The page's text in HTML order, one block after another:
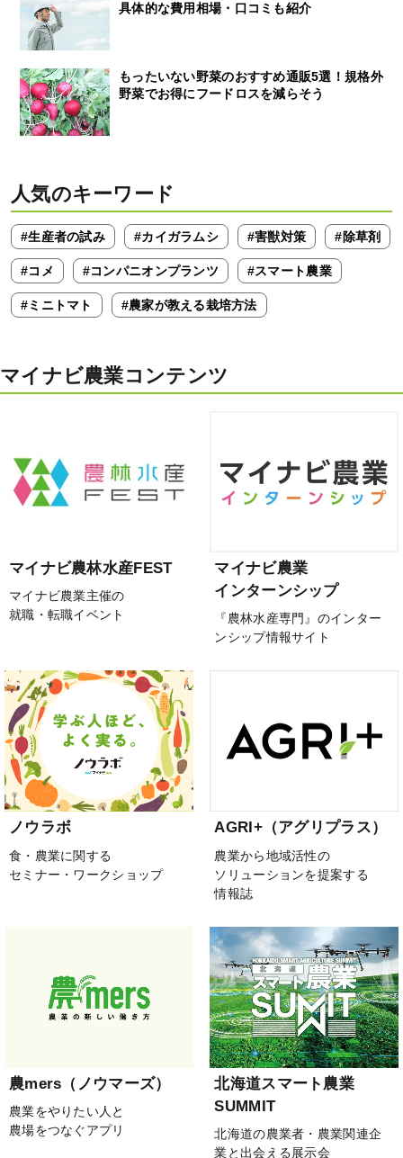
具体的な費用相場・口コミも紹介
もったいない野菜のおすすめ通販5選！規格外
野菜でお得にフードロスを減らそう
人気のキーワード
#生産者の試み #カイガラムシ #害獣対策 #除草剤
#コメ #コンパニオンプランツ #スマート農業
#ミニトマト #農家が教える栽培方法
マイナビ農業コンテンツ
マイナビ農林水産FEST
マイナビ農業主催の
就職・転職イベント
マイナビ農業
インターンシップ
『農林水産専門』のインター
ンシップ情報サイト
ノウラボ
食・農業に関する
セミナー・ワークショップ
AGRI+（アグリプラス）
農業から地域活性の
ソリューションを提案する
情報誌
農mers（ノウマーズ）
農業をやりたい人と
農場をつなぐアプリ
北海道スマート農業
SUMMIT
北海道の農業者・農業関連企
業と出会える展示会